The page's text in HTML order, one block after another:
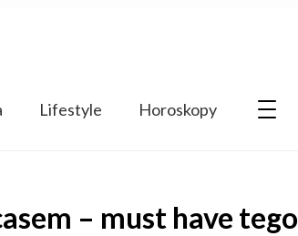
Lifestyle Horoskopy
– must have tego